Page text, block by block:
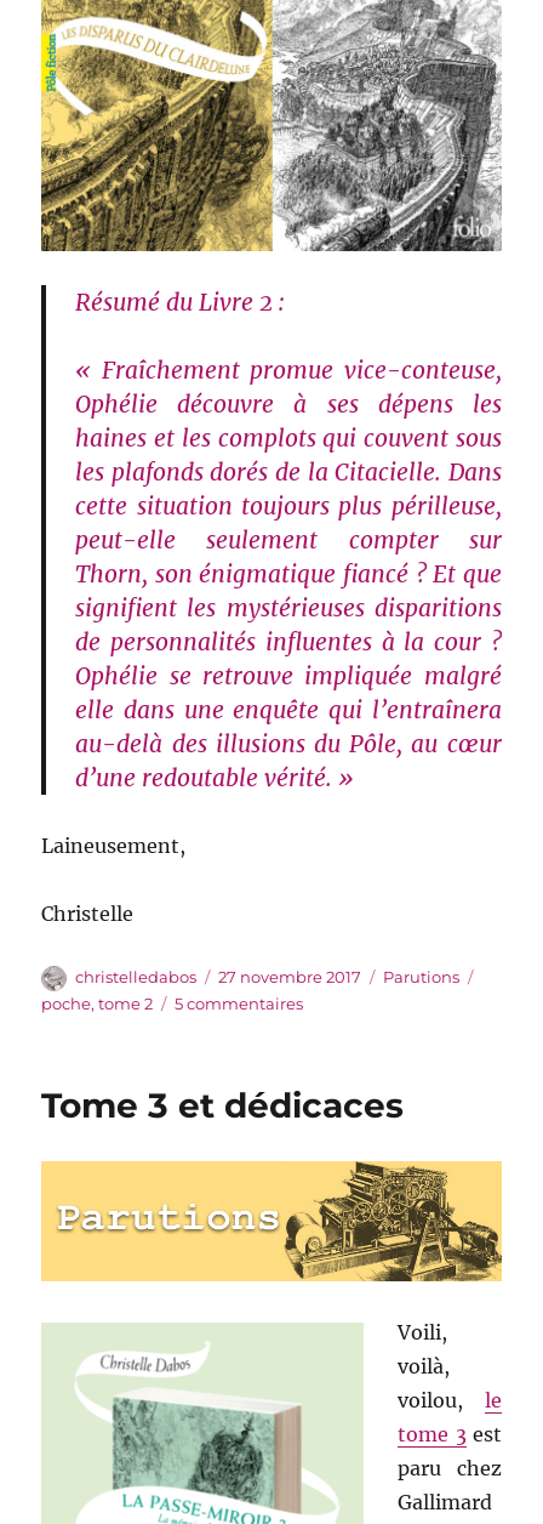
Résumé du Livre 2 :
« Fraîchement promue vice-conteuse,
Ophélie découvre à ses dépens les
haines et les complots qui couvent sous
les plafonds dorés de la Citacielle. Dans
cette situation toujours plus périlleuse,
peut-elle seulement compter sur
Thorn, son énigmatique fiancé ? Et que
signifient les mystérieuses disparitions
de personnalités influentes à la cour ?
Ophélie se retrouve impliquée malgré
elle dans une enquête qui l’entraînera
au-delà des illusions du Pôle, au cœur
d’une redoutable vérité. »
Laineusement,
Christelle
Auteur
christelledabos
Publié
le
27 novembre 2017 Catégories
Parutions
poche,tome 2 5 commentairessur
en
Tome 3 et dédicaces
Voili,
voilà,
voilou, le
tome 3est
paru chez
Gallimard